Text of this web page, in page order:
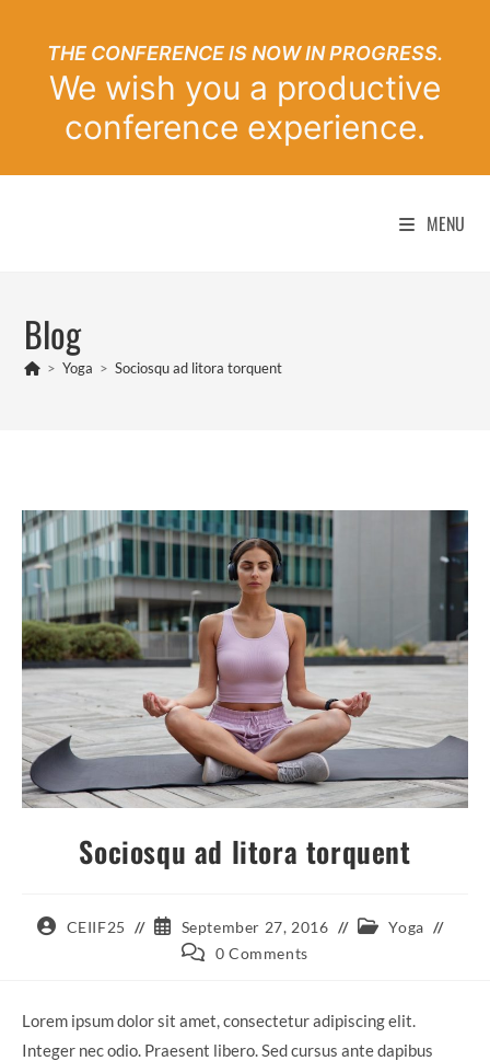
THE CONFERENCE IS NOW IN PROGRESS.
We wish you a productive
conference experience.
MENU
Blog
> Yoga > Sociosqu ad litora torquent
Sociosqu ad litora torquent
PostCEIIF25
Post
published:
September 27, 2016
PostYoga
Post 0 Comments
Lorem ipsum dolor sit amet, consectetur adipiscing elit.
Integer nec odio. Praesent libero. Sed cursus ante dapibus